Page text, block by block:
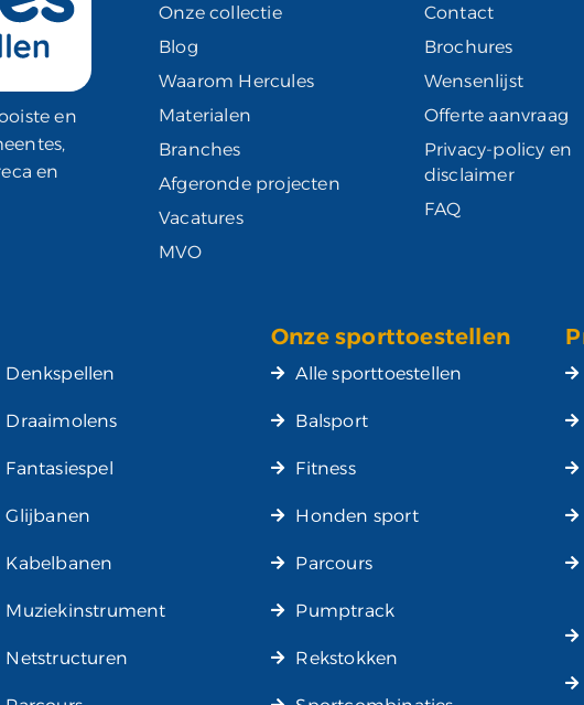
en
en
Onze collectie
Blog
Waarom Hercules
Materialen
Branches
Afgeronde projecten
Vacatures
MVO
Contact
Brochures
Wensenlijst
Offerte aanvraag
Privacy-policy en
disclaimer
FAQ
Denkspellen
Draaimolens
Fantasiespel
Glijbanen
Kabelbanen
Muziekinstrument
Netstructuren
Onze sporttoestellen
Alle sporttoestellen
Balsport
Fitness
Honden sport
Parcours
Pumptrack
Rekstokken